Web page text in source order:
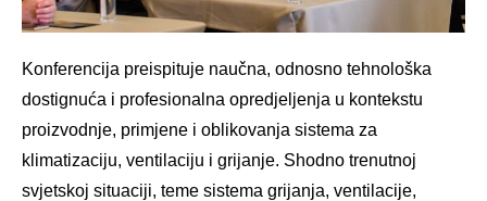
Konferencija preispituje naučna, odnosno tehnološka
dostignuća i profesionalna opredjeljenja u kontekstu
proizvodnje, primjene i oblikovanja sistema za
klimatizaciju, ventilaciju i grijanje. Shodno trenutnoj
svjetskoj situaciji, teme sistema grijanja, ventilacije,